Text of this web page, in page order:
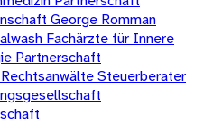
George Romman
Fachärzte für Innere
Partnerschaft
Steuerberater